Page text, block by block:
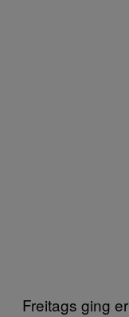
Freitags ging